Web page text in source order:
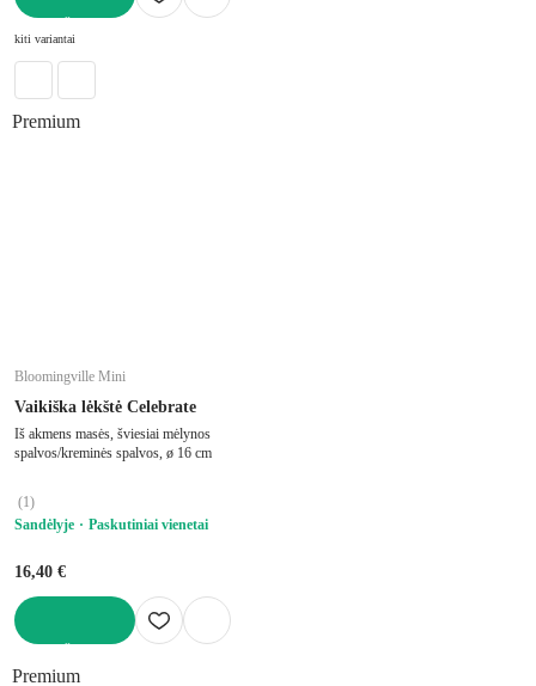
kiti variantai
Premium
Bloomingville Mini
Vaikiška lėkštė Celebrate
Iš akmens masės, šviesiai mėlynos
spalvos/kreminės spalvos, ø 16 cm
(1)
Sandėlyje
Paskutiniai vienetai
16,40 €
Premium